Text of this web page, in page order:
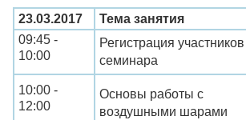
23.03.2017 Тема занятия
09:45 -
10:00
Регистрация участников
семинара
10:00 -
12:00
Основы работы с
воздушными шарами